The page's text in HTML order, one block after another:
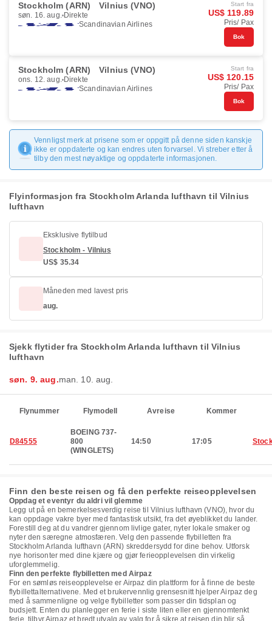
Stockholm (ARN) Vilnius (VNO)
søn. 16. aug. Direkte
Scandinavian Airlines
Start fra
US$ 119.89
Pris/ Pax
Bok
Stockholm (ARN) Vilnius (VNO)
ons. 12. aug. Direkte
Scandinavian Airlines
Start fra
US$ 120.15
Pris/ Pax
Bok
Vennligst merk at prisene som er oppgitt på denne siden kanskje
ikke er oppdaterte og kan endres uten forvarsel. Vi streber etter å
tilby den mest nøyaktige og oppdaterte informasjonen.
Flyinformasjon fra Stockholm Arlanda lufthavn til Vilnius
lufthavn
Eksklusive flytilbud
Stockholm - Vilnius
US$ 35.34
Måneden med lavest pris
aug.
Sjekk flytider fra Stockholm Arlanda lufthavn til Vilnius
lufthavn
søn. 9. aug.man. 10. aug.
Flynummer Flymodell Avreise Kommer
D84555
BOEING 737-
800
(WINGLETS)
14:50 17:05
Finn den beste reisen og få den perfekte reiseopplevelsen
Oppdag et eventyr du aldri vil glemme
Legg ut på en bemerkelsesverdig reise til Vilnius lufthavn (VNO), hvor du
kan oppdage vakre byer med fantastisk utsikt, fra det øyeblikket du lander.
Forestill deg at du vandrer gjennom livlige gater, nyter lokale smaker og
nyter den særegne atmosfæren. Velg den passende flybilletten fra
Stockholm Arlanda lufthavn (ARN) skreddersydd for dine behov. Utforsk
nye horisonter med dine kjære og gjør ferieopplevelsen din virkelig
uforglemmelig.
Finn den perfekte flybilletten med Airpaz
For en sømløs reiseopplevelse er Airpaz din plattform for å finne de beste
flybillettalternativene. Med et brukervennlig grensesnitt hjelper Airpaz deg
med å sammenligne og velge flybilletter som passer din tidsplan og
budsjett. Enten du planlegger en ferie i siste liten eller en gjennomtenkt
ferie, tilbyr Airpaz et bredt utvalg av valg for å sikre at reisen din blir så